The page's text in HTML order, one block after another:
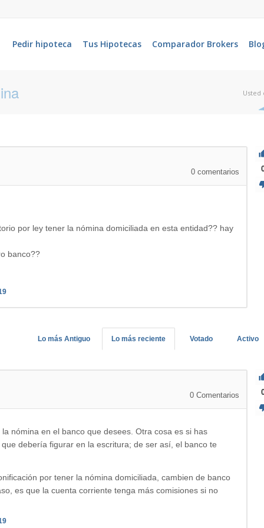
Pedir hipoteca Tus Hipotecas Comparador Brokers
Usted
0 comentarios
por ley tener la nómina domiciliada en esta entidad?? hay
banco??
Activo
Votado
Lo más reciente
Lo más Antiguo
0 Comentarios
nómina en el banco que desees. Otra cosa es si has
debería figurar en la escritura; de ser así, el banco te
por tener la nómina domiciliada, cambien de banco
es que la cuenta corriente tenga más comisiones si no